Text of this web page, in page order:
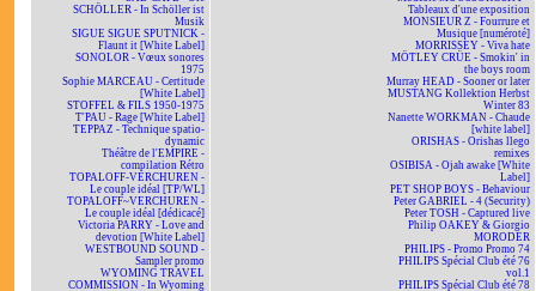
SCHÖLLER - In Schöller ist
Musik
SIGUE SIGUE SPUTNICK -
Flaunt it [White Label]
SONOLOR - Vœux sonores
1975
Sophie MARCEAU - Certitude
[White Label]
STOFFEL & FILS 1950-1975
T'PAU - Rage [White Label]
TEPPAZ - Technique spatio-
dynamic
Théâtre de l'EMPIRE -
compilation Rétro
TOPALOFF-VERCHUREN -
Le couple idéal [TP/WL]
TOPALOFF~VERCHUREN -
Le couple idéal [dédicacé]
Victoria PARRY - Love and
devotion [White Label]
WESTBOUND SOUND -
Sampler promo
WYOMING TRAVEL
COMMISSION - In Wyoming
Tableaux d'une exposition
MONSIEUR Z - Fourrure et
Musique [numéroté]
MORRISSEY - Viva hate
MÖTLEY CRÜE - Smokin' in
the boys room
Murray HEAD - Sooner or later
MUSTANG Kollektion Herbst
Winter 83
Nanette WORKMAN - Chaude
[white label]
ORISHAS - Orishas llego
remixes
OSIBISA - Ojah awake [White
Label]
PET SHOP BOYS - Behaviour
Peter GABRIEL - 4 (Security)
Peter TOSH - Captured live
Philip OAKEY & Giorgio
MORODER
PHILIPS - Promo Promo 74
PHILIPS Spécial Club été 76
vol.1
PHILIPS Spécial Club été 78